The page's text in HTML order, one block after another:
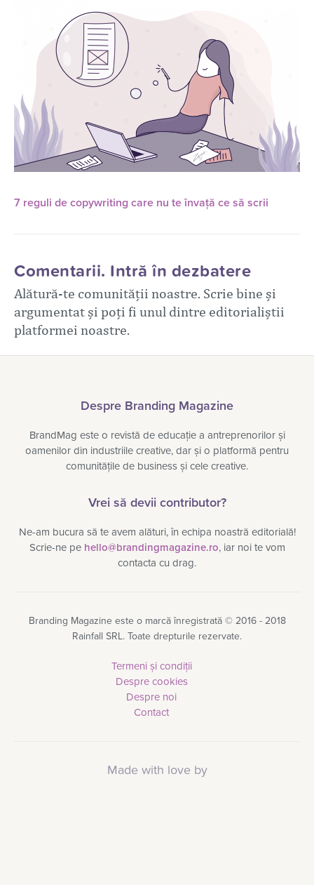
7 reguli de copywriting care nu te învață ce să scrii
Comentarii. Intră în dezbatere
Alătură-te comunității noastre. Scrie bine și
argumentat și poți fi unul dintre editorialiștii
platformei noastre.
Despre Branding Magazine
BrandMag este o revistă de educație a antreprenorilor și
oamenilor din industriile creative, dar și o platformă pentru
comunitățile de business și cele creative.
Vrei să devii contributor?
Ne-am bucura să te avem alături, în echipa noastră editorială!
Scrie-ne pe hello@brandingmagazine.ro, iar noi te vom
contacta cu drag.
Branding Magazine este o marcă înregistrată © 2016 - 2018
Rainfall SRL. Toate drepturile rezervate.
Termeni și condiții
Despre cookies
Despre noi
Contact
Made with love by